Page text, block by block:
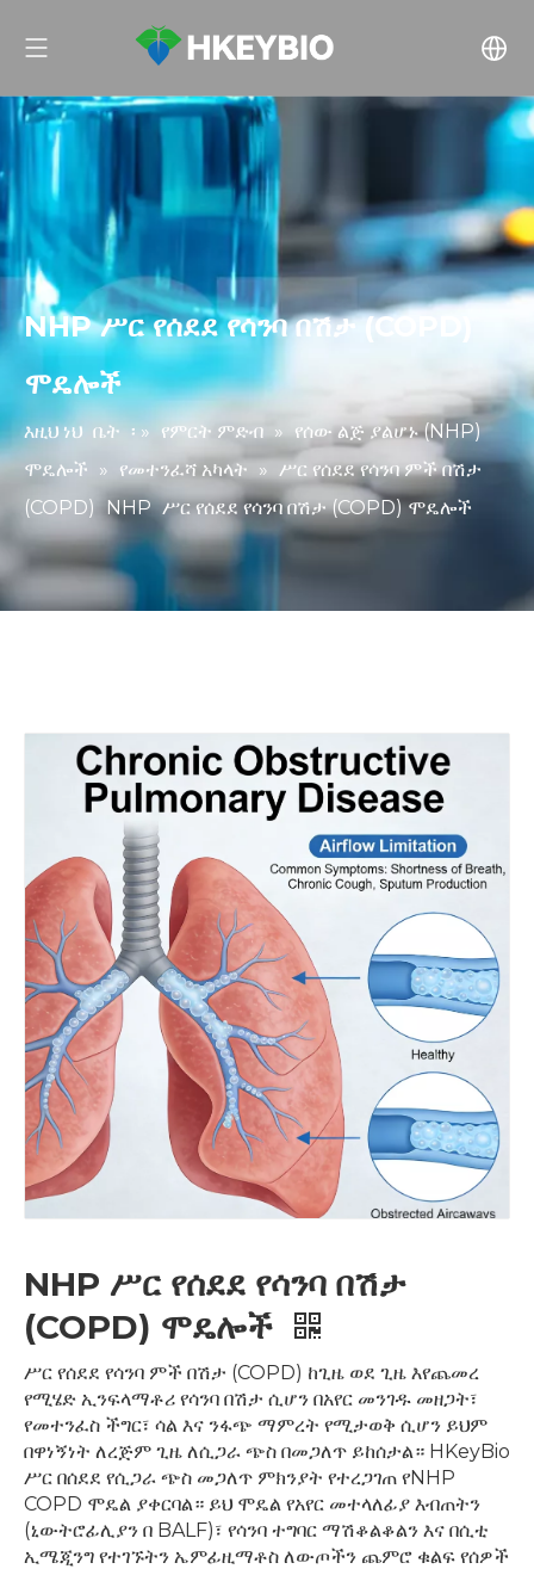
NHP ሥር የሰደደ የሳንባ በሽታ (COPD)
ሞዴሎች
እዚህ ነህ ቤት ፡ » የምርት ምድብ » የሰው ልጅ ያልሆኑ (NHP)
ሞዴሎች » የመተንፈሻ አካላት » ሥር የሰደደ የሳንባ ምች በሽታ
(COPD)
NHP ሥር የሰደደ የሳንባ በሽታ (COPD) ሞዴሎች
NHP ሥር የሰደደ የሳንባ በሽታ
(COPD) ሞዴሎች
ሥር የሰደደ የሳንባ ምች በሽታ (COPD) ከጊዜ ወደ ጊዜ እየጨመረ
የሚሄድ ኢንፍላማቶሪ የሳንባ በሽታ ሲሆን በአየር መንገዱ መዘጋት፣
የመተንፈስ ችግር፣ ሳል እና ንፋጭ ማምረት የሚታወቅ ሲሆን ይህም
በዋነኝነት ለረጅም ጊዜ ለሲጋራ ጭስ በመጋለጥ ይከሰታል። HKeyBio
ሥር በሰደደ የሲጋራ ጭስ መጋለጥ ምክንያት የተረጋገጠ የNHP
COPD ሞዴል ያቀርባል። ይህ ሞዴል የአየር መተላለፊያ እብጠትን
(ኒውትሮፊሊያን በ BALF)፣ የሳንባ ተግባር ማሽቆልቆልን እና በሲቲ
ኢሜጂንግ የተገኙትን ኤምፊዚማቶስ ለውጦችን ጨምሮ ቁልፍ የሰዎች